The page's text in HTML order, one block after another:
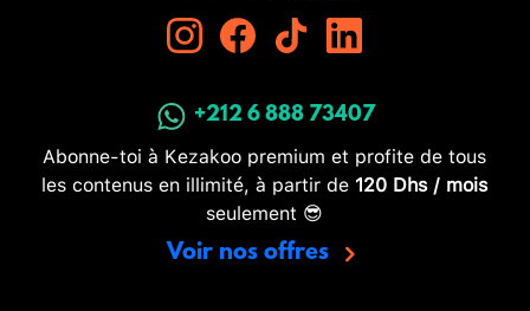
+212 6 888 73407
Abonne-toi à Kezakoo premium et profite de tous
les contenus en illimité, à partir de 120 Dhs / mois
seulement 😎
Voir nos offres